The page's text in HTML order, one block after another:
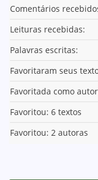
Comentários
Leituras recebidas:
Palavras escritas:
Favoritaram seus
Favoritada como
Favoritou: 6 textos
Favoritou: 2 autoras